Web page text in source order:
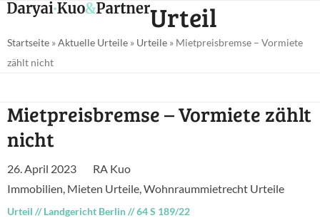
Skip
content
Open
menu
Close
menu
Urteil
Startseite »Aktuelle Urteile » Urteile » Mietpreisbremse – Vormiete
zählt nicht
Mietpreisbremse – Vormiete zählt
nicht
26. April 2023
RA Kuo
Immobilien, Mieten Urteile,Wohnraummietrecht Urteile
Urteil //Landgericht Berlin//64 S 189/22